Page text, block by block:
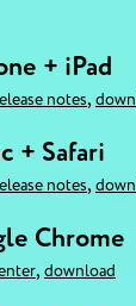
+ iPad
notes,
+ Safari
notes,
Chrome
, download